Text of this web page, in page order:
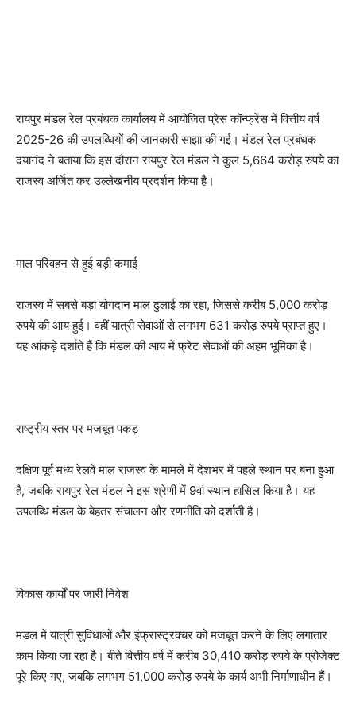
रायपुर मंडल रेल प्रबंधक कार्यालय में आयोजित प्रेस कॉन्फ्रेंस में वित्तीय वर्ष
2025-26 की उपलब्धियों की जानकारी साझा की गई। मंडल रेल प्रबंधक
दयानंद ने बताया कि इस दौरान रायपुर रेल मंडल ने कुल 5,664 करोड़ रुपये का
राजस्व अर्जित कर उल्लेखनीय प्रदर्शन किया है।
माल परिवहन से हुई बड़ी कमाई
राजस्व में सबसे बड़ा योगदान माल ढुलाई का रहा, जिससे करीब 5,000 करोड़
रुपये की आय हुई। वहीं यात्री सेवाओं से लगभग 631 करोड़ रुपये प्राप्त हुए।
यह आंकड़े दर्शाते हैं कि मंडल की आय में फ्रेट सेवाओं की अहम भूमिका है।
राष्ट्रीय स्तर पर मजबूत पकड़
दक्षिण पूर्व मध्य रेलवे माल राजस्व के मामले में देशभर में पहले स्थान पर बना हुआ
है, जबकि रायपुर रेल मंडल ने इस श्रेणी में 9वां स्थान हासिल किया है। यह
उपलब्धि मंडल के बेहतर संचालन और रणनीति को दर्शाती है।
विकास कार्यों पर जारी निवेश
मंडल में यात्री सुविधाओं और इंफ्रास्ट्रक्चर को मजबूत करने के लिए लगातार
काम किया जा रहा है। बीते वित्तीय वर्ष में करीब 30,410 करोड़ रुपये के प्रोजेक्ट
पूरे किए गए, जबकि लगभग 51,000 करोड़ रुपये के कार्य अभी निर्माणाधीन हैं।